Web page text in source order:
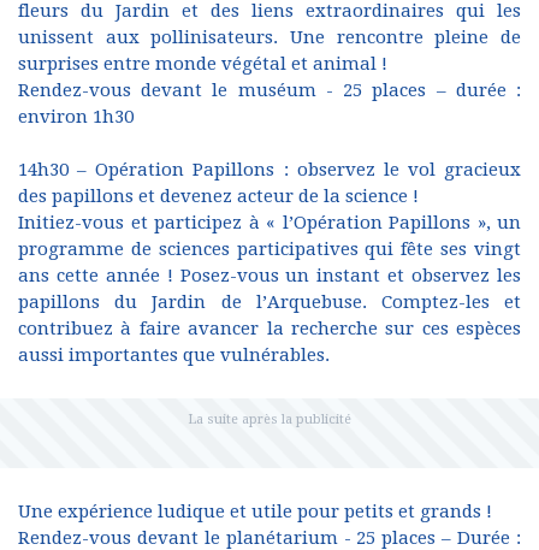
fleurs du Jardin et des liens extraordinaires qui les
unissent aux pollinisateurs. Une rencontre pleine de
surprises entre monde végétal et animal !
Rendez-vous devant le muséum - 25 places – durée :
environ 1h30
14h30 – Opération Papillons : observez le vol gracieux
des papillons et devenez acteur de la science !
Initiez-vous et participez à « l’Opération Papillons », un
programme de sciences participatives qui fête ses vingt
ans cette année ! Posez-vous un instant et observez les
papillons du Jardin de l’Arquebuse. Comptez-les et
contribuez à faire avancer la recherche sur ces espèces
aussi importantes que vulnérables.
Une expérience ludique et utile pour petits et grands !
Rendez-vous devant le planétarium - 25 places – Durée :